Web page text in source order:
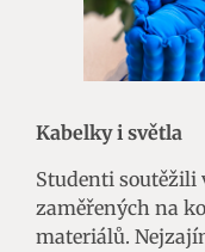
Kabelky i světla
Studenti
zaměřených na
materiálů.